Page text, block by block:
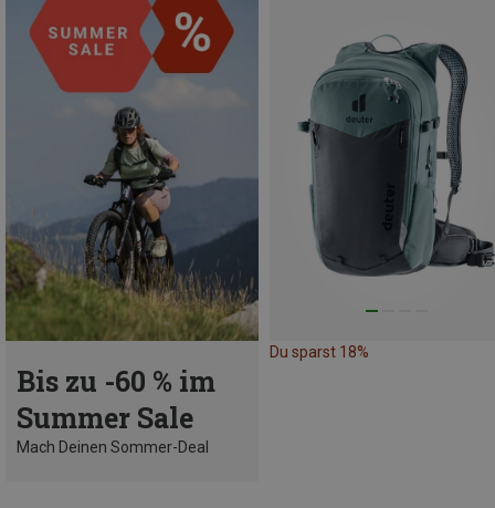
Bis zu -60 % im
Summer Sale
Mach Deinen Sommer-Deal
Du sparst 18%